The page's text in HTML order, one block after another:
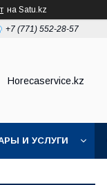
на Satu.kz
+7 (771) 552-28-57
Horecaservice.kz
И УСЛУГИ